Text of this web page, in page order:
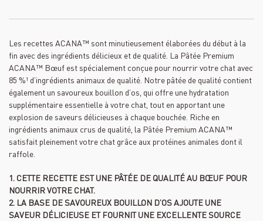
Les recettes ACANA™ sont minutieusement élaborées du début à la
fin avec des ingrédients délicieux et de qualité. La Pâtée Premium
ACANA™ Bœuf est spécialement conçue pour nourrir votre chat avec
85 %¹ d’ingrédients animaux de qualité. Notre pâtée de qualité contient
également un savoureux bouillon d’os, qui offre une hydratation
supplémentaire essentielle à votre chat, tout en apportant une
explosion de saveurs délicieuses à chaque bouchée. Riche en
ingrédients animaux crus de qualité, la Pâtée Premium ACANA™
satisfait pleinement votre chat grâce aux protéines animales dont il
raffole.
1. CETTE RECETTE EST UNE PÂTÉE DE QUALITÉ AU BŒUF POUR
NOURRIR VOTRE CHAT.
2. LA BASE DE SAVOUREUX BOUILLON D’OS AJOUTE UNE
SAVEUR DÉLICIEUSE ET FOURNIT UNE EXCELLENTE SOURCE